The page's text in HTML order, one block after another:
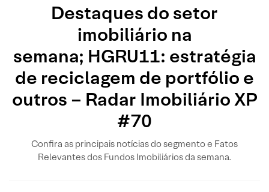
Destaques do setor
imobiliário na
semana; HGRU11: estratégia
de reciclagem de portfólio e
outros – Radar Imobiliário XP
#70
Confira as principais notícias do segmento e Fatos
Relevantes dos Fundos Imobiliários da semana.